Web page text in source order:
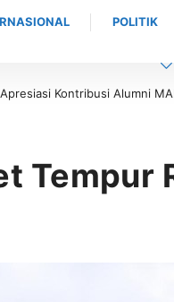
POLITIK
Aceh Barat bagi Generasi
Tempur